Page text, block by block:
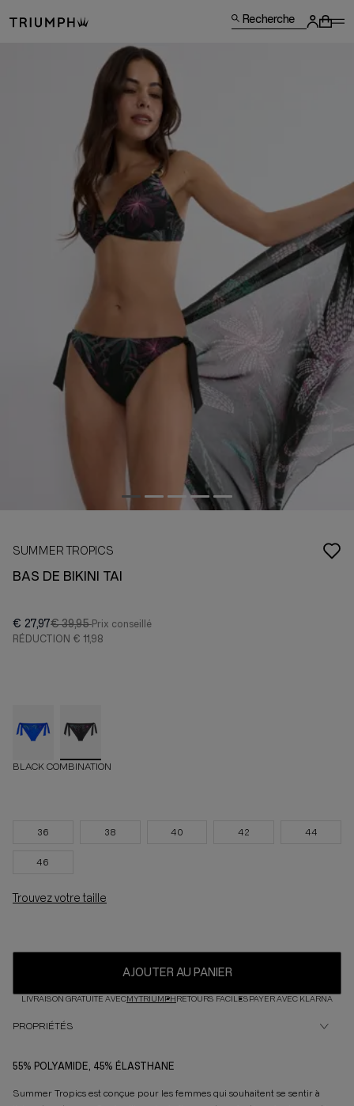
Recherche
SUMMER TROPICS
BAS DE BIKINI TAI
€ 27,97€ 39,95
RÉDUCTION € 11,98
BLACK COMBINATION
36 38 40 42 44
46
Trouvez votre taille
AJOUTER AU PANIER
LIVRAISON GRATUITE AVECMYTRIUMPHRETOURS FACILESPAYER AVEC KLARNA
PROPRIÉTÉS
55% POLYAMIDE, 45% ÉLASTHANE
Summer Tropics est conçue pour les femmes qui souhaitent se sentir à